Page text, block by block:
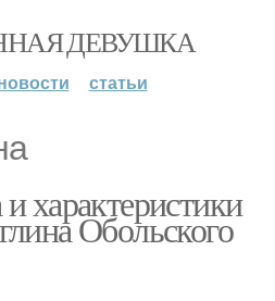
ДЕВУШКА
статьи
характеристики
Обольского